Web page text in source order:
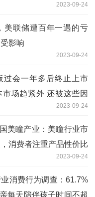
2023-09-24
美联储遭百年一遇的亏
影响
2023-09-24
过会一年多后终止上市
场趋紧外 还被这些因
2023-09-24
美瞳产业：美瞳行业市
消费者注重产品性价比
2023-09-24
消费行为调查：61.7%
每天陪伴孩子时间不超